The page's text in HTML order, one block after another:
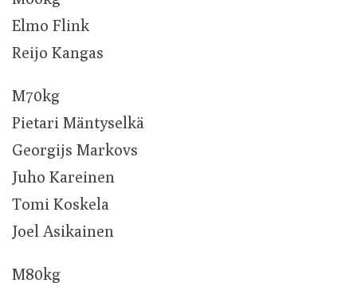
Elmo Flink
Reijo Kangas
M70kg
Pietari Mäntyselkä
Georgijs Markovs
Juho Kareinen
Tomi Koskela
Joel Asikainen
M80kg